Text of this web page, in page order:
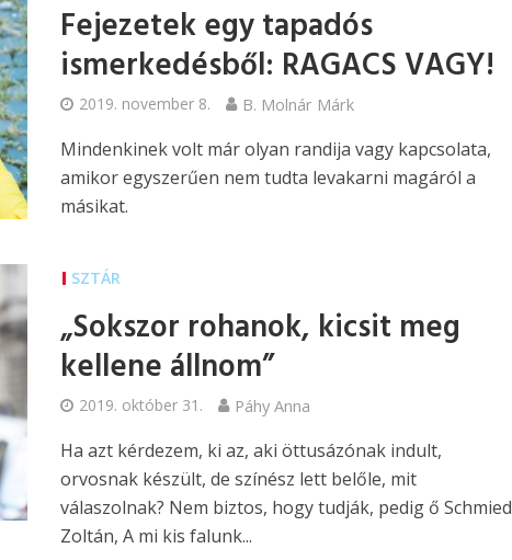
Fejezetek egy tapadós
ismerkedésből: RAGACS VAGY!
2019. november 8. B. Molnár Márk
Mindenkinek volt már olyan randija vagy kapcsolata,
amikor egyszerűen nem tudta levakarni magáról a
másikat.
SZTÁR
„Sokszor rohanok, kicsit meg
kellene állnom”
2019. október 31. Páhy Anna
Ha azt kérdezem, ki az, aki öttusázónak indult,
orvosnak készült, de színész lett belőle, mit
válaszolnak? Nem biztos, hogy tudják, pedig ő Schmied
Zoltán, A mi kis falunk...